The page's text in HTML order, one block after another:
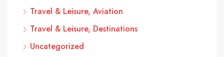
Travel & Leisure, Aviation
Travel & Leisure, Destinations
Uncategorized